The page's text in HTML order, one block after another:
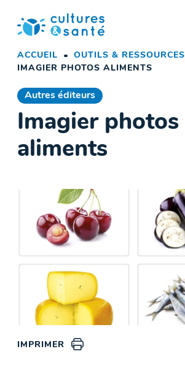
contenu
ACCUEIL
OUTILS & RESSOURCES
IMAGIER PHOTOS ALIMENTS
Autres éditeurs
Imagier photos
aliments
IMPRIMER